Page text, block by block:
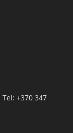
+370 347